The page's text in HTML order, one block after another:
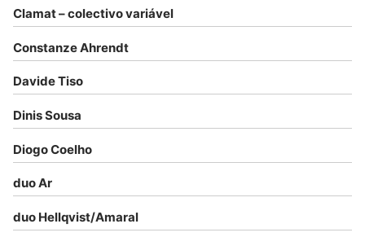
Clamat – colectivo variável
Constanze Ahrendt
Davide Tiso
Dinis Sousa
Diogo Coelho
duo Ar
duo Hellqvist/Amaral